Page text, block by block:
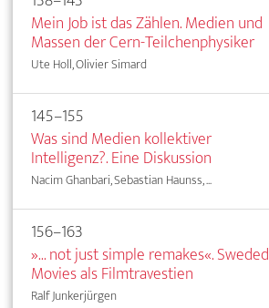
Mein Job ist das Zählen. Medien und
Massen der Cern-Teilchenphysiker
Ute Holl, Olivier Simard
145–155
Was sind Medien kollektiver
Intelligenz?. Eine Diskussion
Nacim Ghanbari, Sebastian Haunss, ...
156–163
»... not just simple remakes«. Sweded
Movies als Filmtravestien
Ralf Junkerjürgen